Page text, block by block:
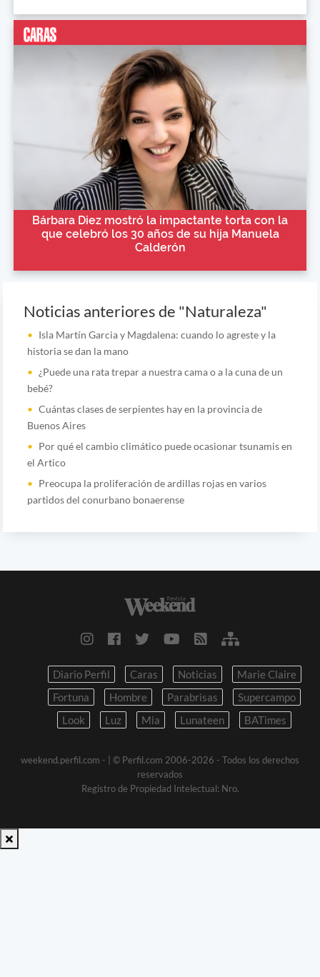
Bárbara Diez mostró la impactante torta con la
que celebró los 30 años de su hija Manuela
Calderón
Noticias anteriores de "Naturaleza"
Isla Martín Garcia y Magdalena: cuando lo agreste y la
historia se dan la mano
¿Puede una rata trepar a nuestra cama o a la cuna de un
bebé?
Cuántas clases de serpientes hay en la provincia de
Buenos Aires
Por qué el cambio climático puede ocasionar tsunamis en
el Artico
Preocupa la proliferación de ardillas rojas en varios
partidos del conurbano bonaerense
Diario Perfil Caras Noticias
Marie Claire
Fortuna
Hombre Parabrisas
Supercampo
Look
Luz Mia Lunateen BATimes
weekend.perfil.com -
| © Perfil.com 2006-2026 - Todos los derechos
reservados
Registro de Propiedad Intelectual: Nro.